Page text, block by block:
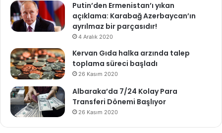
Putin’den Ermenistan’ı yıkan
açıklama: Karabağ Azerbaycan’ın
ayrılmaz bir parçasıdır!
4 Aralık 2020
Kervan Gıda halka arzında talep
toplama süreci başladı
26 Kasım 2020
Albaraka’da 7/24 Kolay Para
Transferi Dönemi Başlıyor
26 Kasım 2020